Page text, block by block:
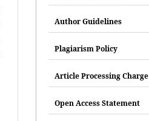
Author Guidelines
Plagiarism Policy
Article Processing Charge
Open Access Statement